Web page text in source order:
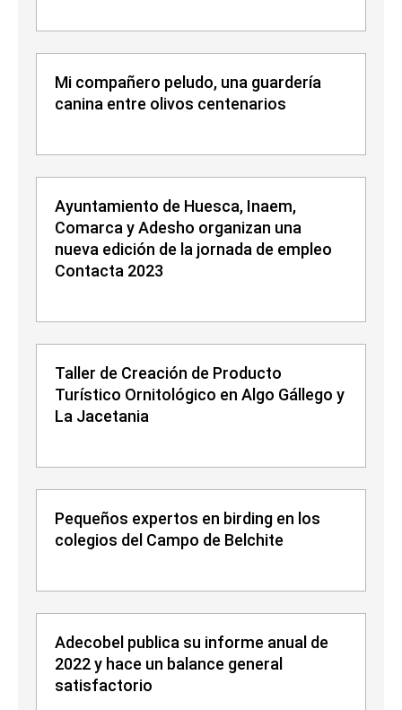
Mi compañero peludo, una guardería
canina entre olivos centenarios
Ayuntamiento de Huesca, Inaem,
Comarca y Adesho organizan una
nueva edición de la jornada de empleo
Contacta 2023
Taller de Creación de Producto
Turístico Ornitológico en Algo Gállego y
La Jacetania
Pequeños expertos en birding en los
colegios del Campo de Belchite
Adecobel publica su informe anual de
2022 y hace un balance general
satisfactorio